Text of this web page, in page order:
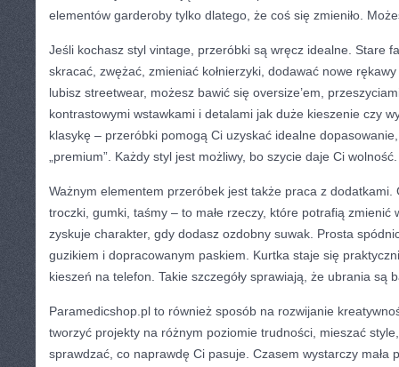
elementów garderoby tylko dlatego, że coś się zmieniło.
Jeśli kochasz styl vintage, przeróbki są wręcz idealne. Stare
skracać, zwężać, zmieniać kołnierzyki, dodawać nowe
lubisz streetwear, możesz bawić się oversize’em,
kontrastowymi wstawkami i detalami jak duże kieszenie czy
klasykę – przeróbki pomogą Ci uzyskać idealne
„premium”. Każdy styl jest możliwy, bo szycie daje Ci wolność.
Ważnym elementem przeróbek jest także praca z dodatkami.
troczki, gumki, taśmy – to małe rzeczy, które potrafią zmienić
zyskuje charakter, gdy dodasz ozdobny suwak. Prosta
guzikiem i dopracowanym paskiem. Kurtka staje się
kieszeń na telefon. Takie szczegóły sprawiają, że ubrania są
Paramedicshop.pl to również sposób na rozwijanie
tworzyć projekty na różnym poziomie trudności, mieszać
sprawdzać, co naprawdę Ci pasuje. Czasem wystarczy mała